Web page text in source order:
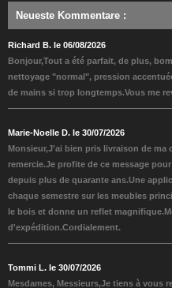
Neueste Kommentare :
Richard B. le 06/08/2026
Bonjour,Tout a été parfait, de plus,
nettoyage "normal", pression
de mains si trop longtemps.Vous me
Marie-Noelle D. le 30/07/2026
Monsieur,J'ai bien pris livraison de ma
remercie.Je profite de ce message
depuis plus de quarante ans.Une
chaque semestre sur les meubles
le bois et donne un reflet
d'expédition.Cordialement.
Tommi L. le 30/07/2026
Mesdames, Messieurs,Je tiens à vous